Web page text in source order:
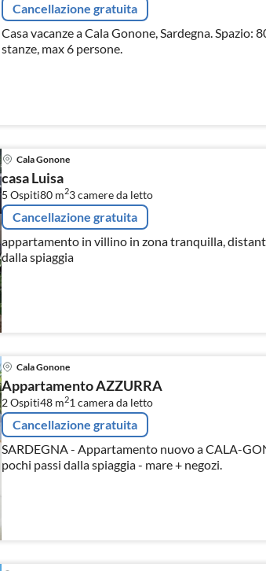
Cancellazione gratuita
Casa vacanze a Cala Gonone, Sardegna. Spazio:
stanze, max 6 persone.
Cala Gonone
casa Luisa
5 Ospiti80 m23camere da letto
Cancellazione gratuita
appartamento in villino in zona tranquilla,
dalla spiaggia
Cala Gonone
Appartamento AZZURRA
2 Ospiti48 m21 camera da letto
Cancellazione gratuita
SARDEGNA - Appartamento nuovo a CALA-
pochi passi dalla spiaggia - mare + negozi.